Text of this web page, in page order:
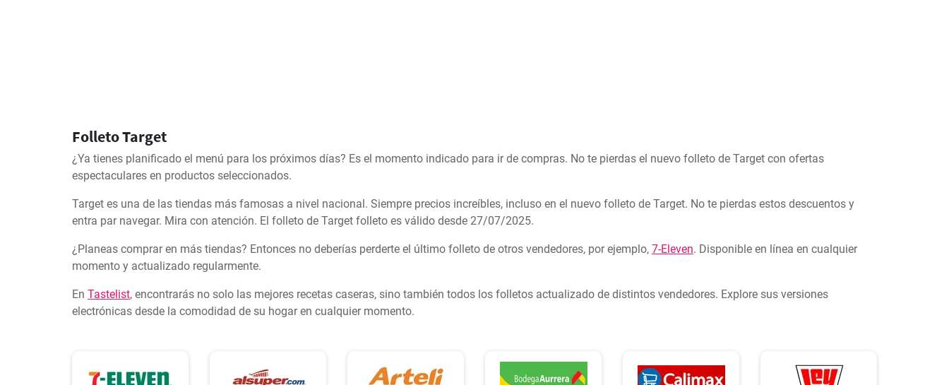
Folleto Target
¿Ya tienes planificado el menú para los próximos días? Es el momento indicado para ir de compras. No te pierdas el nuevo folleto de Target con ofertas
espectaculares en productos seleccionados.
Target es una de las tiendas más famosas a nivel nacional. Siempre precios increíbles, incluso en el nuevo folleto de Target. No te pierdas estos descuentos y
entra par navegar. Mira con atención. El folleto de Target folleto es válido desde 27/07/2025.
¿Planeas comprar en más tiendas? Entonces no deberías perderte el último folleto de otros vendedores, por ejemplo, 7-Eleven. Disponible en línea en cualquier
momento y actualizado regularmente.
En Tastelist, encontrarás no solo las mejores recetas caseras, sino también todos los folletos actualizado de distintos vendedores. Explore sus versiones
electrónicas desde la comodidad de su hogar en cualquier momento.